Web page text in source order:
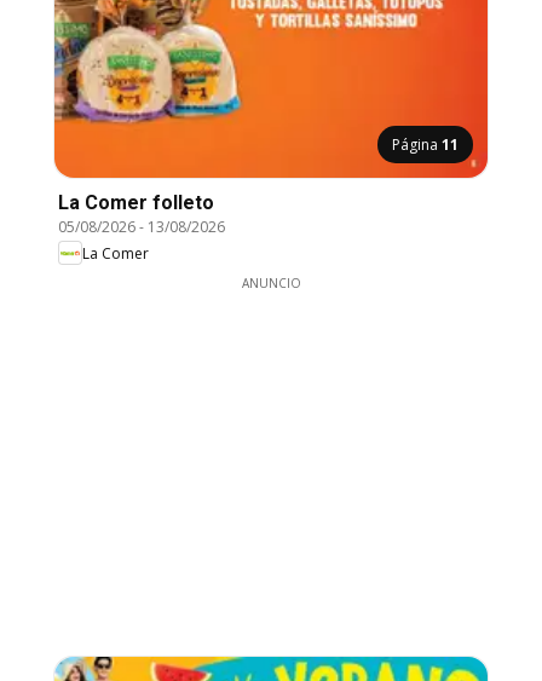
Página 11
La Comer folleto
05/08/2026- 13/08/2026
La Comer
ANUNCIO